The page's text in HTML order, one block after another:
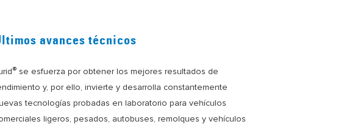
avances técnicos
® se esfuerza por obtener los mejores resultados de
y, por ello, invierte y desarrolla constantemente
tecnologías probadas en laboratorio para vehículos
ligeros, pesados, autobuses, remolques y vehículos